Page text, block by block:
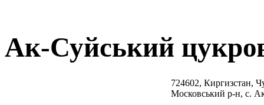
Ак-Суйський
724602, Киргизстан,
Московський р-н, с.